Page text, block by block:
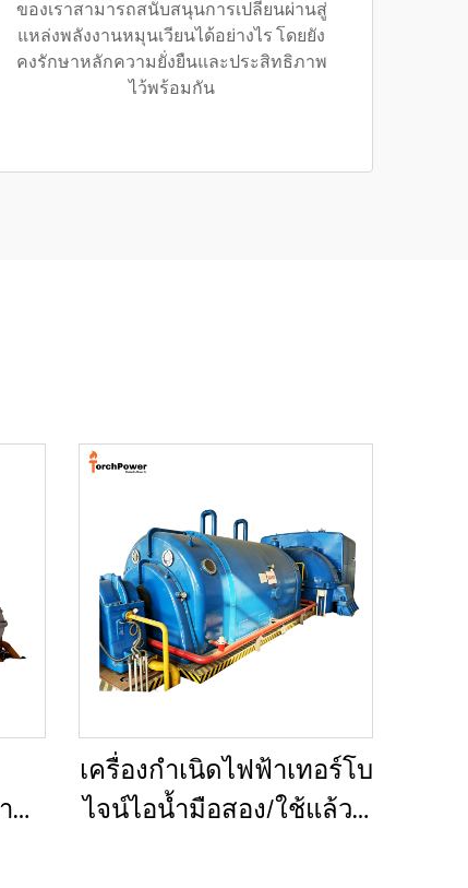
ของเราสามารถสนับสนุนการเปลี่ยนผ่านสู่
แหล่งพลังงานหมุนเวียนได้อย่างไร โดยยัง
คงรักษาหลักความยั่งยืนและประสิทธิภาพ
ไว้พร้อมกัน
พ
เครื่องกำเนิดไฟฟ้าเทอร์โบ
ไจน์ไอน้ำมือสอง/ใช้แล้วที่